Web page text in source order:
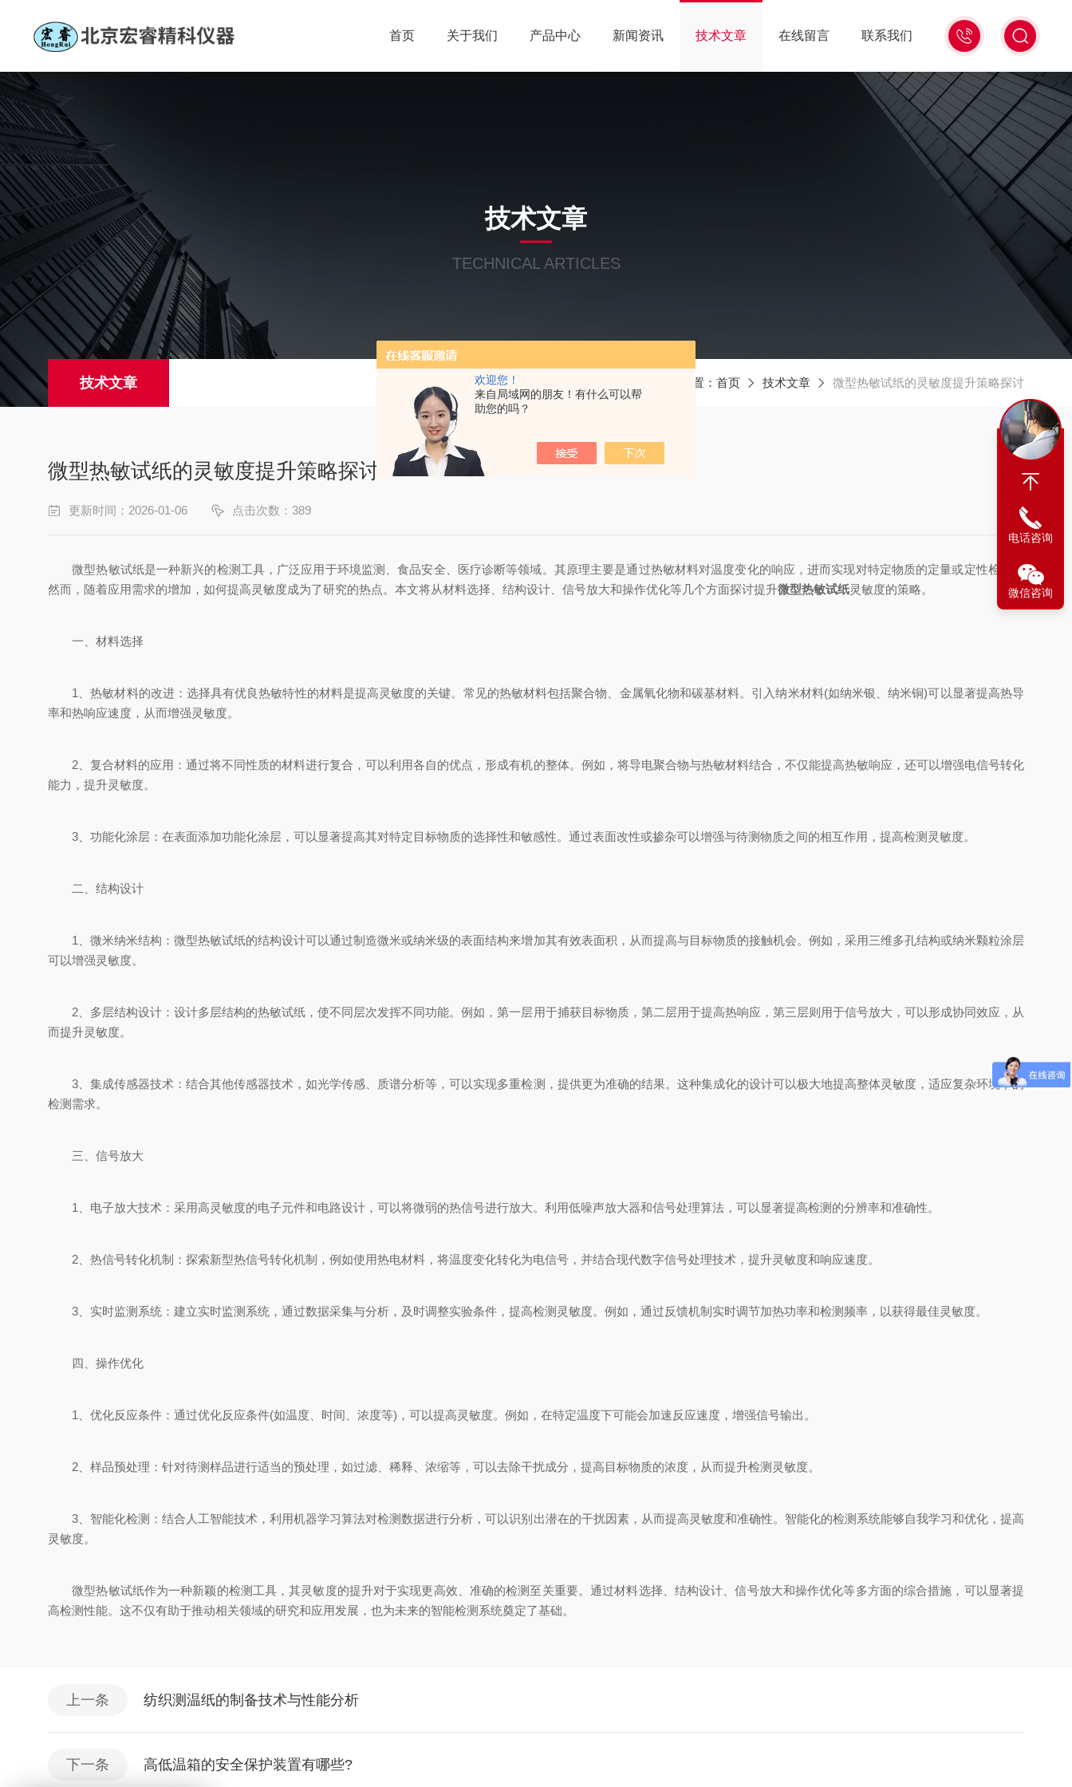
欢迎您！
来自局域网的朋友！有什么可以帮
助您的吗？
13439477936
首页 关于我们 产品中心 新闻资讯 技术文章 在线留言 联系我们
技术文章
TECHNICAL ARTICLES
技术文章 当前位置： 首页 技术文章 微型热敏试纸的灵敏度提升策略探讨
微型热敏试纸的灵敏度提升策略探讨
更新时间：2026-01-06 点击次数：389
微型热敏试纸是一种新兴的检测工具，广泛应用于环境监测、食品安全、医疗诊断等领域。其原理主要是通过热敏材料对温度变化的响应，进而实现对特定物质的定量或定性检测。
然而，随着应用需求的增加，如何提高灵敏度成为了研究的热点。本文将从材料选择、结构设计、信号放大和操作优化等几个方面探讨提升微型热敏试纸灵敏度的策略。
一、材料选择
1、热敏材料的改进：选择具有优良热敏特性的材料是提高灵敏度的关键。常见的热敏材料包括聚合物、金属氧化物和碳基材料。引入纳米材料(如纳米银、纳米铜)可以显著提高热导
率和热响应速度，从而增强灵敏度。
2、复合材料的应用：通过将不同性质的材料进行复合，可以利用各自的优点，形成有机的整体。例如，将导电聚合物与热敏材料结合，不仅能提高热敏响应，还可以增强电信号转化
能力，提升灵敏度。
3、功能化涂层：在表面添加功能化涂层，可以显著提高其对特定目标物质的选择性和敏感性。通过表面改性或掺杂可以增强与待测物质之间的相互作用，提高检测灵敏度。
二、结构设计
1、微米纳米结构：微型热敏试纸的结构设计可以通过制造微米或纳米级的表面结构来增加其有效表面积，从而提高与目标物质的接触机会。例如，采用三维多孔结构或纳米颗粒涂层
可以增强灵敏度。
2、多层结构设计：设计多层结构的热敏试纸，使不同层次发挥不同功能。例如，第一层用于捕获目标物质，第二层用于提高热响应，第三层则用于信号放大，可以形成协同效应，从
而提升灵敏度。
3、集成传感器技术：结合其他传感器技术，如光学传感、质谱分析等，可以实现多重检测，提供更为准确的结果。这种集成化的设计可以极大地提高整体灵敏度，适应复杂环境下的
检测需求。
三、信号放大
1、电子放大技术：采用高灵敏度的电子元件和电路设计，可以将微弱的热信号进行放大。利用低噪声放大器和信号处理算法，可以显著提高检测的分辨率和准确性。
2、热信号转化机制：探索新型热信号转化机制，例如使用热电材料，将温度变化转化为电信号，并结合现代数字信号处理技术，提升灵敏度和响应速度。
3、实时监测系统：建立实时监测系统，通过数据采集与分析，及时调整实验条件，提高检测灵敏度。例如，通过反馈机制实时调节加热功率和检测频率，以获得最佳灵敏度。
四、操作优化
1、优化反应条件：通过优化反应条件(如温度、时间、浓度等)，可以提高灵敏度。例如，在特定温度下可能会加速反应速度，增强信号输出。
2、样品预处理：针对待测样品进行适当的预处理，如过滤、稀释、浓缩等，可以去除干扰成分，提高目标物质的浓度，从而提升检测灵敏度。
3、智能化检测：结合人工智能技术，利用机器学习算法对检测数据进行分析，可以识别出潜在的干扰因素，从而提高灵敏度和准确性。智能化的检测系统能够自我学习和优化，提高
灵敏度。
微型热敏试纸作为一种新颖的检测工具，其灵敏度的提升对于实现更高效、准确的检测至关重要。通过材料选择、结构设计、信号放大和操作优化等多方面的综合措施，可以显著提
高检测性能。这不仅有助于推动相关领域的研究和应用发展，也为未来的智能检测系统奠定了基础。
上一条 纺织测温纸的制备技术与性能分析
下一条 高低温箱的安全保护装置有哪些?
电话咨询
微信咨询